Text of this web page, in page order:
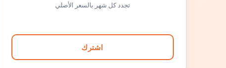
تجدد كل شهر بالسعر الأصلي
اشترك